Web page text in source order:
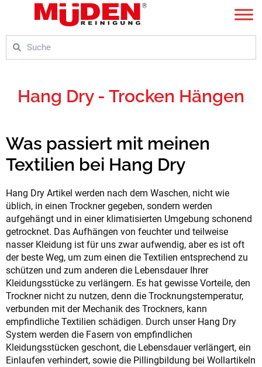
Hang Dry - Trocken Hängen
Was passiert mit meinen
Textilien bei Hang Dry
Hang Dry Artikel werden nach dem Waschen, nicht wie
üblich, in einen Trockner gegeben, sondern werden
aufgehängt und in einer klimatisierten Umgebung schonend
getrocknet. Das Aufhängen von feuchter und teilweise
nasser Kleidung ist für uns zwar aufwendig, aber es ist oft
der beste Weg, um zum einen die Textilien entsprechend zu
schützen und zum anderen die Lebensdauer Ihrer
Kleidungsstücke zu verlängern. Es hat gewisse Vorteile, den
Trockner nicht zu nutzen, denn die Trocknungstemperatur,
verbunden mit der Mechanik des Trockners, kann
empfindliche Textilien schädigen. Durch unser Hang Dry
System werden die Fasern von empfindlichen
Kleidungsstücken geschont, die Lebensdauer verlängert, ein
Einlaufen verhindert, sowie die Pillingbildung bei Wollartikeln